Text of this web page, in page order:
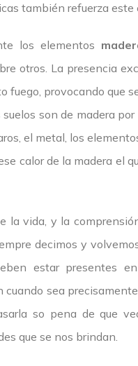
también refuerza este
los elementos
otros. La presencia
fuego, provocando que
son de madera
el metal, los
calor de la madera el
la vida, y la
decimos y
estar presentes
cuando sea
so pena de que
que se nos brindan.